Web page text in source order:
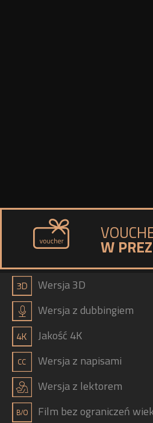
W
a Wersja 3D
h Wersja z dubbingiem
b Jakość 4K
g Wersja z napisami
j Wersja z lektorem
Film bez ograniczeń